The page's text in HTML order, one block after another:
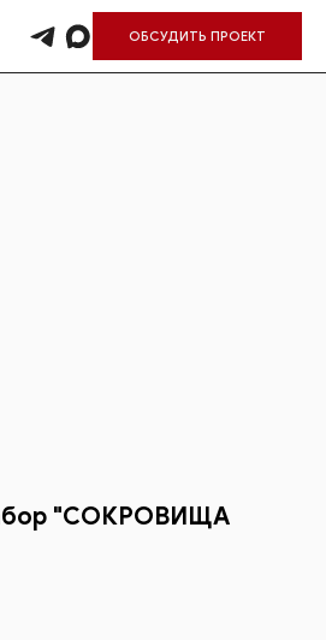
ОБСУДИТЬ ПРОЕКТ
"СОКРОВИЩА